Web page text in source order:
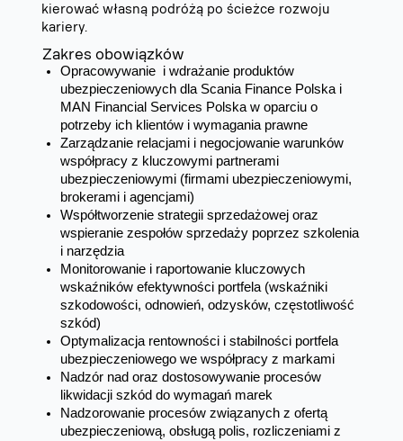
kierować własną podróżą po ścieżce rozwoju
kariery.
Zakres obowiązków
Opracowywanie i wdrażanie produktów
ubezpieczeniowych dla Scania Finance Polska i
MAN Financial Services Polska w oparciu o
potrzeby ich klientów i wymagania prawne
Zarządzanie relacjami i negocjowanie warunków
współpracy z kluczowymi partnerami
ubezpieczeniowymi (firmami ubezpieczeniowymi,
brokerami i agencjami)
Współtworzenie strategii sprzedażowej oraz
wspieranie zespołów sprzedaży poprzez szkolenia
i narzędzia
Monitorowanie i raportowanie kluczowych
wskaźników efektywności portfela (wskaźniki
szkodowości, odnowień, odzysków, częstotliwość
szkód)
Optymalizacja rentowności i stabilności portfela
ubezpieczeniowego we współpracy z markami
Nadzór nad oraz dostosowywanie procesów
likwidacji szkód do wymagań marek
Nadzorowanie procesów związanych z ofertą
ubezpieczeniową, obsługą polis, rozliczeniami z